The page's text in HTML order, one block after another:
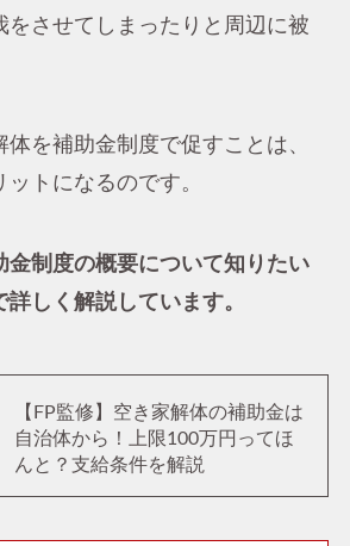
をさせてしまったりと周辺に被
体を補助金制度で促すことは、
トになるのです。
制度の概要について知りたい
しく解説しています。
【FP監修】空き家解体の補助金は
自治体から！上限100万円ってほ
んと？支給条件を解説